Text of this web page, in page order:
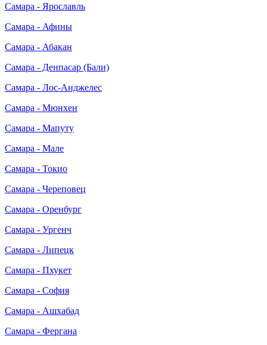
Самара - Ярославль
Самара - Афины
Самара - Абакан
Самара - Денпасар (Бали)
Самара - Лос-Анджелес
Самара - Мюнхен
Самара - Мапуту
Самара - Мале
Самара - Токио
Самара - Череповец
Самара - Оренбург
Самара - Ургенч
Самара - Липецк
Самара - Пхукет
Самара - София
Самара - Ашхабад
Самара - Фергана